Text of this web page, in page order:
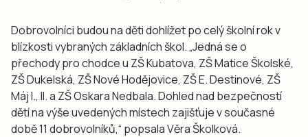
Dobrovolníci budou na děti dohlížet po celý školní rok v
blízkosti vybraných základních škol. „Jedná se o
přechody pro chodce u ZŠ Kubatova, ZŠ Matice Školské,
ZŠ Dukelská, ZŠ Nové Hodějovice, ZŠ E. Destinové, ZŠ
Máj I., II. a ZŠ Oskara Nedbala. Dohled nad bezpečností
dětí na výše uvedených místech zajišťuje v současné
době 11 dobrovolníků,“ popsala Věra Školková.